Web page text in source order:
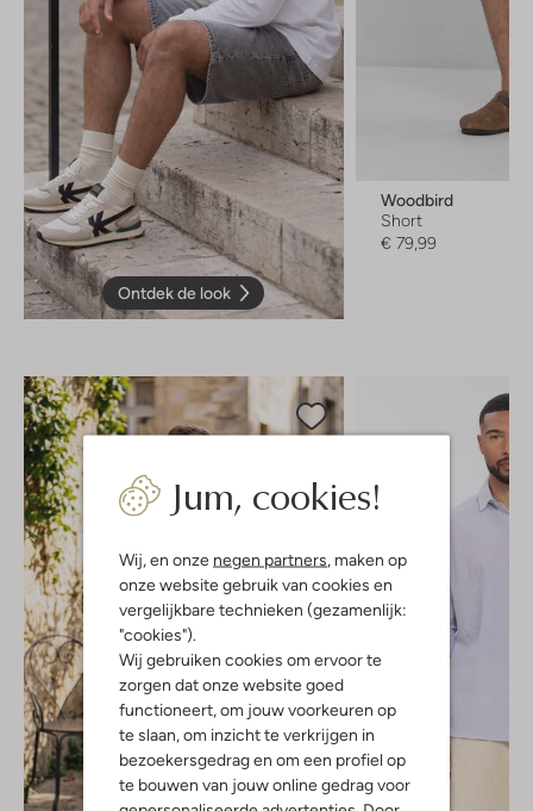
Jum, cookies!
Wij, en onze negen partners, maken op
onze website gebruik van cookies en
vergelijkbare technieken (gezamenlijk:
"cookies").
Wij gebruiken cookies om ervoor te
zorgen dat onze website goed
functioneert, om jouw voorkeuren op
te slaan, om inzicht te verkrijgen in
bezoekersgedrag en om een profiel op
te bouwen van jouw online gedrag voor
Ontdek de look
Woodbird
Short
€ 79,99